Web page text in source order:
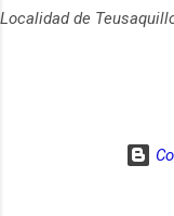
Localidad de